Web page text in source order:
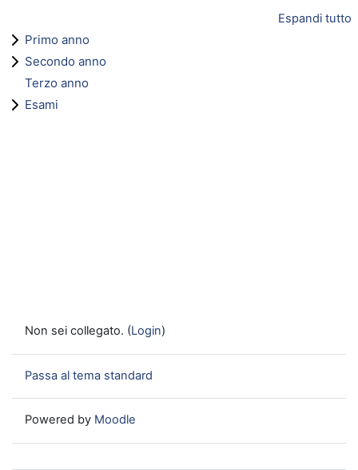
Espandi tutto
Primo anno
Secondo anno
Terzo anno
Esami
Non sei collegato. (Login)
Passa al tema standard
Powered by Moodle